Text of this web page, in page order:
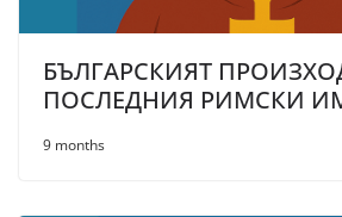
БЪЛГАРСКИЯТ
ПОСЛЕДНИЯ РИМСКИ
9 months